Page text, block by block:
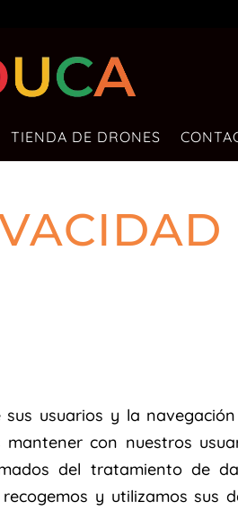
TIENDA DE DRONES
usuarios y la
mantener con nuestros
del tratamiento de
y utilizamos sus